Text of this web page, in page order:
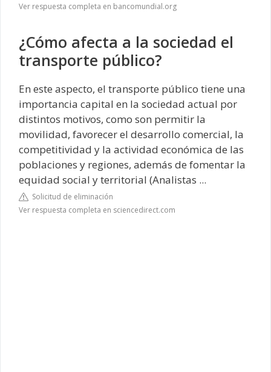
Ver respuesta completa en bancomundial.org
¿Cómo afecta a la sociedad el
transporte público?
En este aspecto, el transporte público tiene una
importancia capital en la sociedad actual por
distintos motivos, como son permitir la
movilidad, favorecer el desarrollo comercial, la
competitividad y la actividad económica de las
poblaciones y regiones, además de fomentar la
equidad social y territorial (Analistas ...
Solicitud de eliminación
Ver respuesta completa en sciencedirect.com